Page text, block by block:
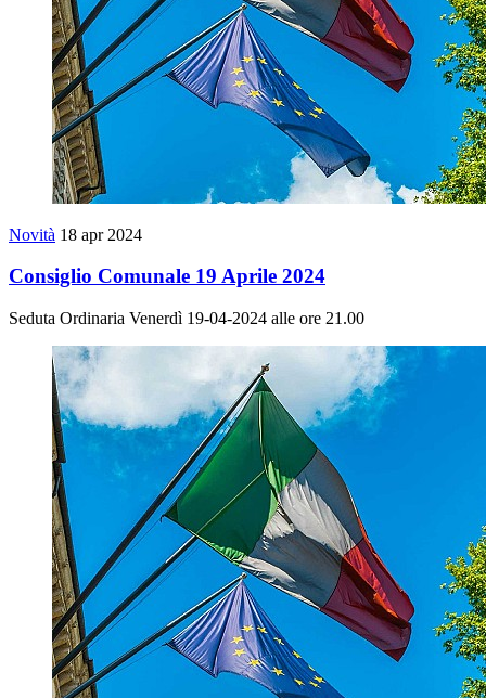
Novità 18 apr 2024
Consiglio Comunale 19 Aprile 2024
Seduta Ordinaria Venerdì 19-04-2024 alle ore 21.00